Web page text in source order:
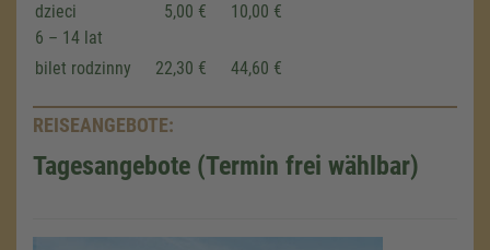
dzieci
6 – 14 lat
5,00 € 10,00 €
bilet rodzinny 22,30 € 44,60 €
REISEANGEBOTE:
Tagesangebote (Termin frei wählbar)